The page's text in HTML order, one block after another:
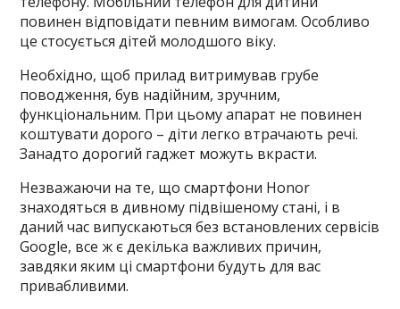
повинен відповідати певним вимогам. Особливо
це стосується дітей молодшого віку.
Необхідно, щоб прилад витримував грубе
поводження, був надійним, зручним,
функціональним. При цьому апарат не повинен
коштувати дорого – діти легко втрачають речі.
Занадто дорогий гаджет можуть вкрасти.
Незважаючи на те, що смартфони Honor
знаходяться в дивному підвішеному стані, і в
даний час випускаються без встановлених сервісів
Google, все ж є декілька важливих причин,
завдяки яким ці смартфони будуть для вас
привабливими.